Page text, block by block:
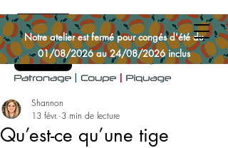
Notre atelier est fermé pour congés d'été du
01/08/2026 au 24/08/2026 inclus
Qu’est-ce qu’une tige
Shannon
13 févr. 3 min de lecture